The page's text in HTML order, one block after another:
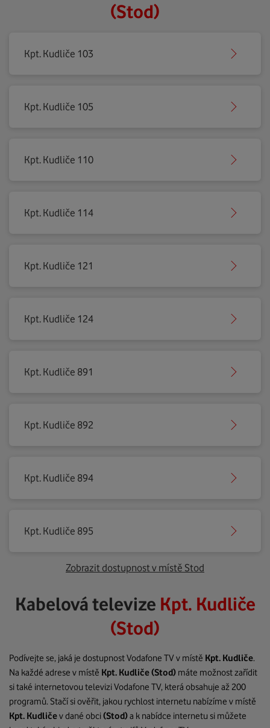
(Stod)
Kpt. Kudliče 103
Kpt. Kudliče 105
Kpt. Kudliče 110
Kpt. Kudliče 114
Kpt. Kudliče 121
Kpt. Kudliče 124
Kpt. Kudliče 891
Kpt. Kudliče 892
Kpt. Kudliče 894
Kpt. Kudliče 895
Zobrazit dostupnost v místě Stod
Kabelová televize Kpt. Kudliče
(Stod)
Podívejte se, jaká je dostupnost Vodafone TV v místě Kpt. Kudliče.
Na každé adrese v místě Kpt. Kudliče(Stod) máte možnost zařídit
si také internetovou televizi Vodafone TV, která obsahuje až 200
programů. Stačí si ověřit, jakou rychlost internetu nabízíme v místě
Kpt. Kudličev dané obci(Stod)a k nabídce internetu si můžete